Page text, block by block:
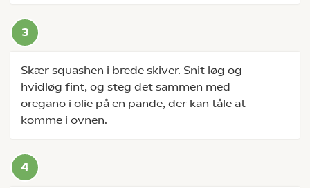
Skær squashen i brede skiver. Snit løg og
hvidløg fint, og steg det sammen med
oregano i olie på en pande, der kan tåle at
komme i ovnen.